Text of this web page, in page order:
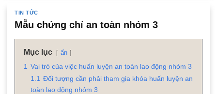
TIN TỨC
Mẫu chứng chỉ an toàn nhóm 3
Mục lục ẩn
1 Vai trò của việc huấn luyện an toàn lao động nhóm 3
1.1 Đối tượng cần phải tham gia khóa huấn luyện an
toàn lao động nhóm 3